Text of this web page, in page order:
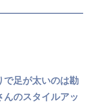
で足が太いのは勘
のスタイルアッ